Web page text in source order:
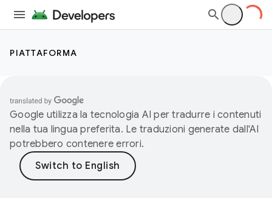
PIATTAFORMA
Google utilizza la tecnologia AI per tradurre i contenuti
nella tua lingua preferita. Le traduzioni generate dall'AI
potrebbero contenere errori.